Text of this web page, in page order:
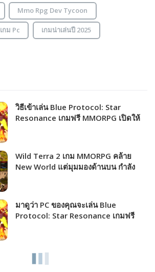
Mmo Rpg Dev Tycoon
เกม Pc เกมน่าเล่นปี 2025
วิธีเข้าเล่น Blue Protocol: Star
Resonance เกมฟรี MMORPG เปิดให้
Wild Terra 2 เกม MMORPG คล้าย
New World แต่มุมมองด้านบน กำลัง
มาดูว่า PC ของคุณจะเล่น Blue
Protocol: Star Resonance เกมฟรี